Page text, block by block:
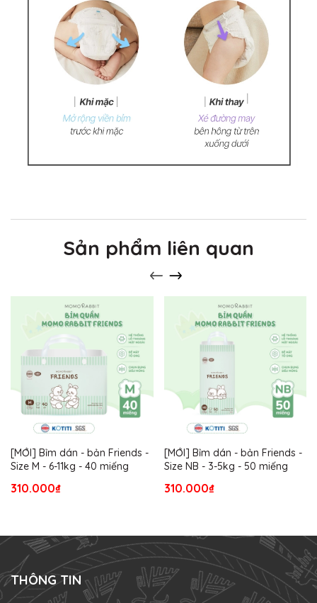
Sản phẩm liên quan
[MỚI] Bỉm dán - bản Friends -
Size M - 6-11kg - 40 miếng
310.000₫
[MỚI] Bỉm dán - bản Friends -
Size NB - 3-5kg - 50 miếng
310.000₫
THÔNG TIN